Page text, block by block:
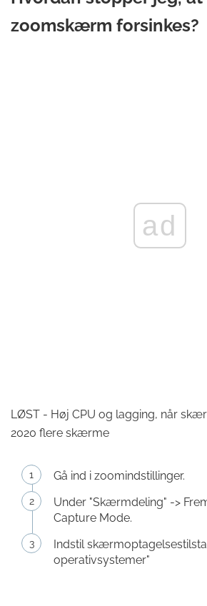
zoomskærm forsinkes?
ad
LØST - Høj CPU og lagging, når
2020 flere skærme
Gå ind i zoomindstillinger.
Under "Skærmdeling" ->
Capture Mode.
Indstil
operativsystemer"